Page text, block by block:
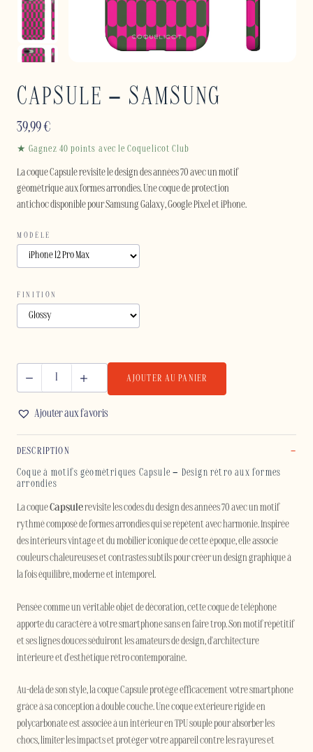
CAPSULE – SAMSUNG
39,99€
★ Gagnez 40 points avec le Coquelicot Club
La coque Capsule revisite le design des années 70 avec un motif
géométrique aux formes arrondies. Une coque de protection
antichoc disponible pour Samsung Galaxy, Google Pixel et iPhone.
MODÈLE
FINITION
CAPSULE
-
SAMSUNG
AJOUTER AU PANIER
Ajouter aux favoris
DESCRIPTION
Coque à motifs géométriques Capsule – Design rétro aux formes
arrondies
La coqueCapsulerevisite les codes du design des années 70 avec un motif
rythmé composé de formes arrondies qui se répètent avec harmonie. Inspirée
des intérieurs vintage et du mobilier iconique de cette époque, elle associe
couleurs chaleureuses et contrastes subtils pour créer un design graphique à
la fois équilibré, moderne et intemporel.
Pensée comme un véritable objet de décoration, cette coque de téléphone
apporte du caractère à votre smartphone sans en faire trop. Son motif répétitif
et ses lignes douces séduiront les amateurs de design, d'architecture
intérieure et d'esthétique rétro contemporaine.
Au-delà de son style, la coque Capsule protège efficacement votre smartphone
grâce à sa conception à double couche. Une coque extérieure rigide en
polycarbonate est associée à un intérieur en TPU souple pour absorber les
chocs, limiter les impacts et protéger votre appareil contre les rayures et